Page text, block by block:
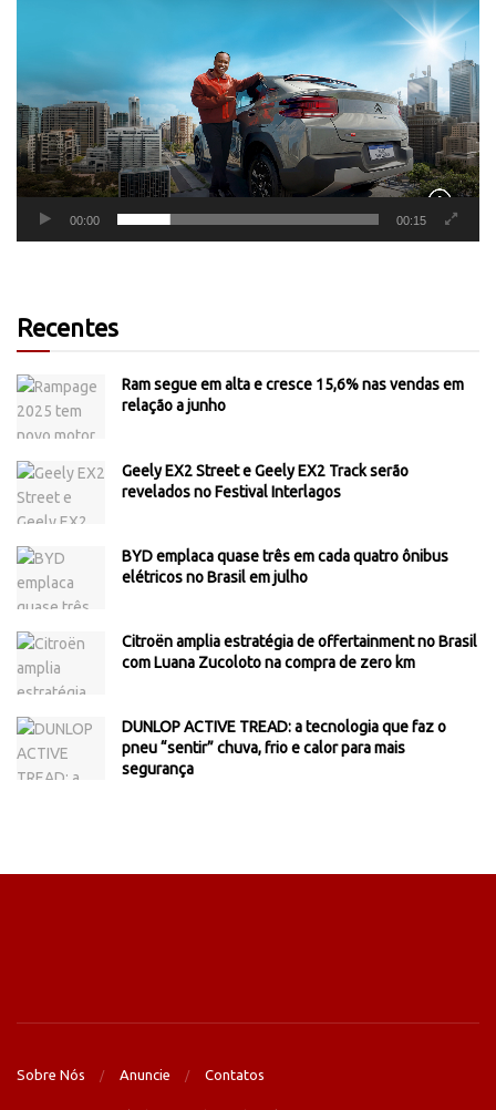
00:00 00:15
Recentes
Ram segue em alta e cresce 15,6% nas vendas em
relação a junho
Geely EX2 Street e Geely EX2 Track serão
revelados no Festival Interlagos
BYD emplaca quase três em cada quatro ônibus
elétricos no Brasil em julho
Citroën amplia estratégia de offertainment no Brasil
com Luana Zucoloto na compra de zero km
DUNLOP ACTIVE TREAD: a tecnologia que faz o
pneu “sentir” chuva, frio e calor para mais
segurança
Sobre Nós Anuncie Contatos